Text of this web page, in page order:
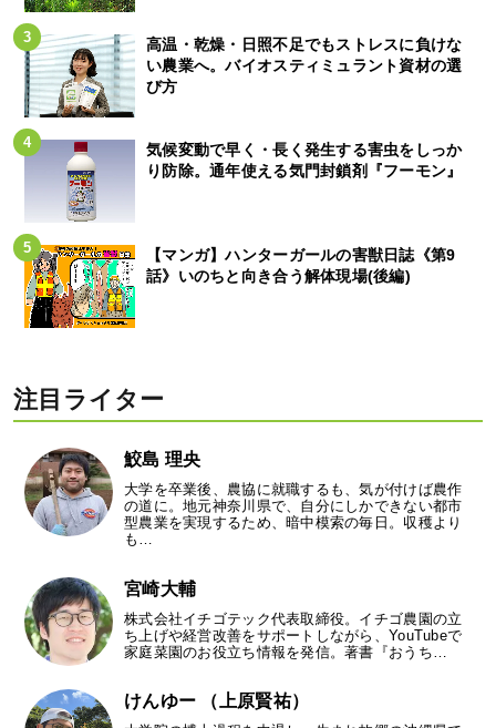
高温・乾燥・日照不足でもストレスに負けな
い農業へ。バイオスティミュラント資材の選
び方
気候変動で早く・長く発生する害虫をしっか
り防除。通年使える気門封鎖剤『フーモン』
【マンガ】ハンターガールの害獣日誌《第9
話》いのちと向き合う解体現場(後編)
注目ライター
鮫島 理央
大学を卒業後、農協に就職するも、気が付けば農作
の道に。地元神奈川県で、自分にしかできない都市
型農業を実現するため、暗中模索の毎日。収穫より
も…
宮崎大輔
株式会社イチゴテック代表取締役。イチゴ農園の立
ち上げや経営改善をサポートしながら、YouTubeで
家庭菜園のお役立ち情報を発信。著書『おうち…
けんゆー （上原賢祐）